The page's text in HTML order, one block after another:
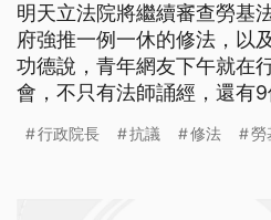
明天立法院將繼續審查勞基
府強推一例一休的修法，以
功德說，青年網友下午就在
會，不只有法師誦經，還有
修法會過勞，接著九位民眾
行政院長 抗議 修法 勞